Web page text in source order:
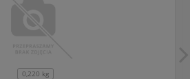
0,220 kg